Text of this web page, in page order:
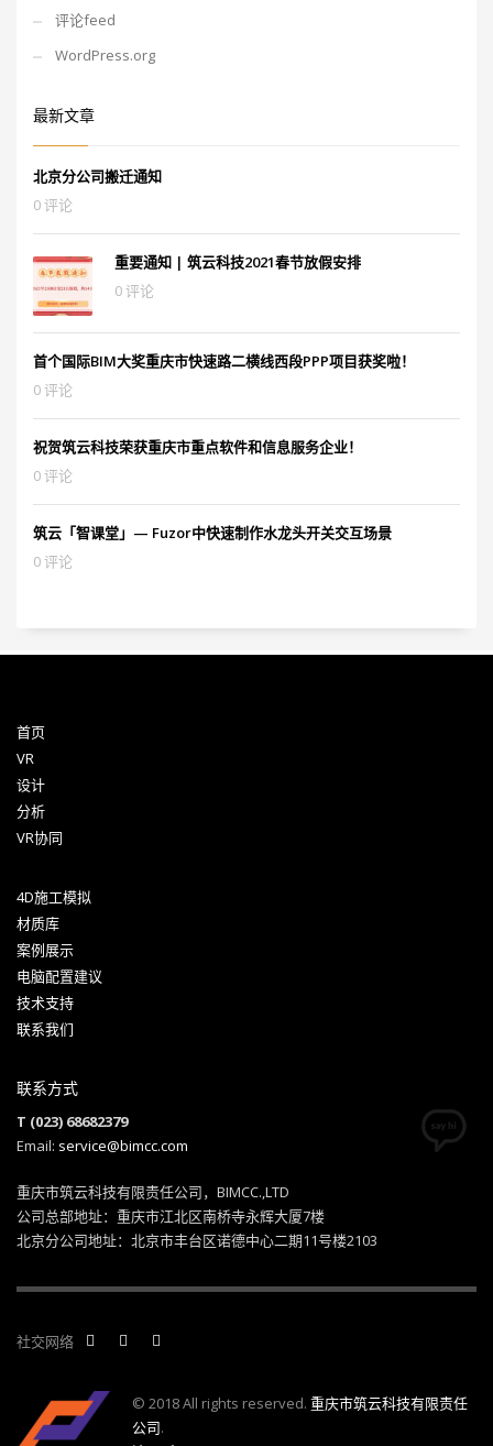
评论feed
WordPress.org
最新文章
北京分公司搬迁通知
0 评论
重要通知 | 筑云科技2021春节放假安排
0 评论
首个国际BIM大奖重庆市快速路二横线西段PPP项目获奖啦！
0 评论
祝贺筑云科技荣获重庆市重点软件和信息服务企业！
0 评论
筑云「智课堂」— Fuzor中快速制作水龙头开关交互场景
0 评论
首页
VR
设计
分析
VR协同
4D施工模拟
材质库
案例展示
电脑配置建议
技术支持
联系我们
联系方式
T (023) 68682379
Email: service@bimcc.com
重庆市筑云科技有限责任公司，BIMCC.,LTD
公司总部地址：重庆市江北区南桥寺永辉大厦7楼
北京分公司地址：北京市丰台区诺德中心二期11号楼2103
社交网络
© 2018 All rights reserved. 重庆市筑云科技有限责任
公司.